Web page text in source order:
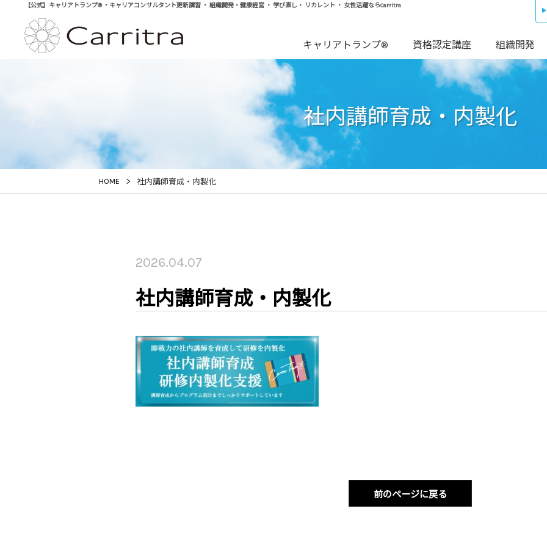
【公式】キャリアトランプ® ・キャリアコンサルタント更新講習 ・ 組織開発・健康経営 ・ 学び直し・ リカレント ・ 女性活躍ならCarritra
キャリアトランプ® 資格認定講座 組織開発
社内講師育成・内製化
HOME > 社内講師育成・内製化
2026.04.07
社内講師育成・内製化
前のページに戻る